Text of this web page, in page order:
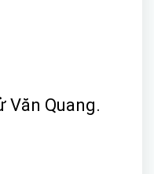
Văn Quang.